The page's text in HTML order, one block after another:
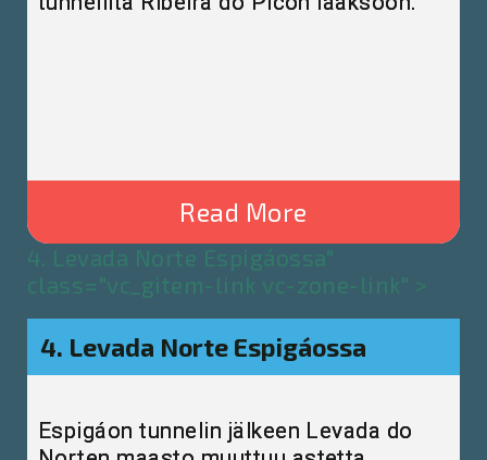
Read More
4. Levada Norte Espigáossa"
class="vc_gitem-link vc-zone-link" >
4. Levada Norte Espigáossa
Espigáon tunnelin jälkeen Levada do